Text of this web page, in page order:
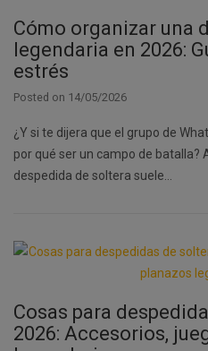
Cómo organizar una
legendaria en 2026:
estrés
Posted on 14/05/2026
¿Y si te dijera que el grupo de
por qué ser un campo de
despedida de soltera suele…
Cosas para
2026: Accesorios,